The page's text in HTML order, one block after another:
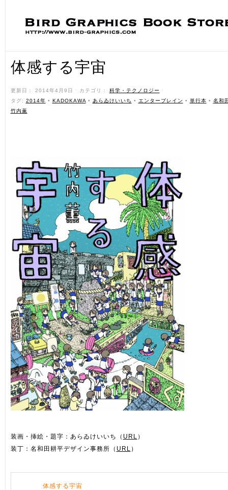
体感する宇宙
更新日： 2014年4月9日 ˑ カテゴリ： 科学・テクノロジー
ˑ
タグ: 2014年 • KADOKAWA • あらゐけいいち • エンターブレイン • 単行本 • 名和
竹内薫
装画・挿絵・題字：あらゐけいいち（ URL ）
装丁：名和田耕平デザイン事務所（ URL ）
体感する宇宙